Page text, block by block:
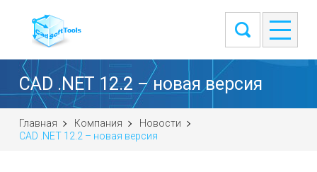
CAD .NET 12.2 – новая версия
Главная Компания
Новости
CAD .NET 12.2 – новая версия